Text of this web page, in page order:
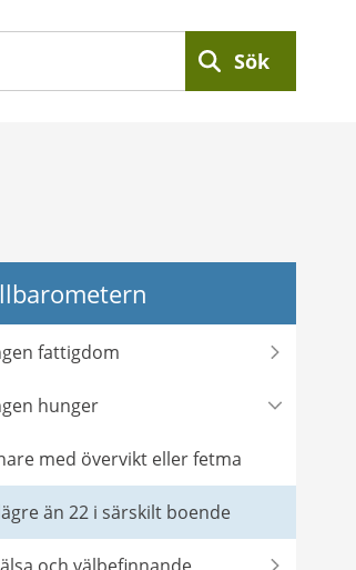
Sök
fattigdom
hunger
med övervikt eller fetma
än 22 i särskilt boende